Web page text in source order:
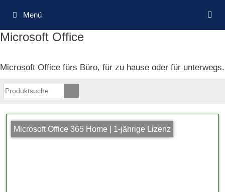
Inhalt
springen
Menü
Microsoft Office
Microsoft Office fürs Büro, für zu hause oder für unterwegs.
Microsoft Office 365 Home | 1-jährige Lizenz